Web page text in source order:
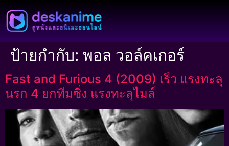
ป้ายกำกับ: พอล วอล์คเกอร์
Fast and Furious 4 (2009) เร็ว แรงทะลุ
นรก 4 ยกทีมซิ่ง แรงทะลุไมล์